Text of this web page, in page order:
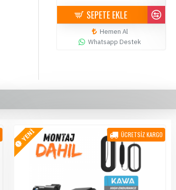
SEPETE EKLE
Hemen Al
Whatsapp Destek
YENİ ÜCRETSİZ KARGO